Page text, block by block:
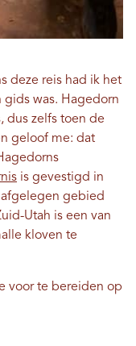
deze reis had ik het
was. Hagedorn
dus zelfs toen de
geloof me: dat
is gevestigd in
gebied
Utah is een van
kloven te
voor te bereiden op